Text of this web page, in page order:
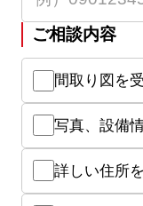
ご相談内容
間取り図を
写真、設備
詳しい住所